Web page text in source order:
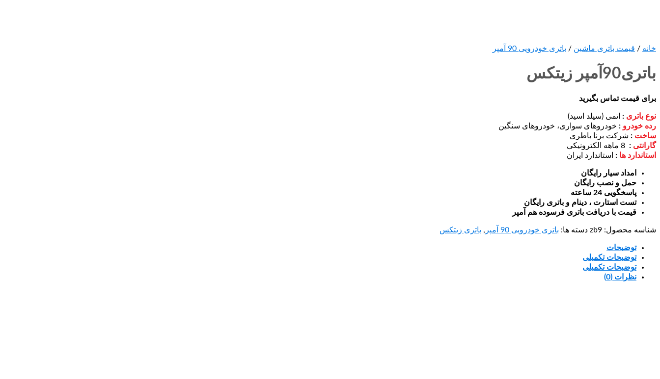
خانه / قیمت باتری ماشین / باتری خودرویی 90 آمپر
باتری90آمپر زیتکس
برای قیمت تماس بگیرید
نوع باتری : اتمی (سیلد اسید)
رده خودرو : خودروهای سواری، خودروهای سنگین
ساخت : شرکت برنا باطری
گارانتی :
استاندارد ها : استاندارد ایران
امداد سیار رایگان
حمل و نصب رایگان
پاسخگویی 24 ساعته
تست استارت ، دینام و باتری رایگان
قیمت با دریافت باتری فرسوده هم آمپر
شناسه محصول: zb9 دسته ها: باتری خودرویی 90 آمپر , باتری زیتکس
توضیحات
توضیحات تکمیلی
توضیحات تکمیلی
نظرات (0)